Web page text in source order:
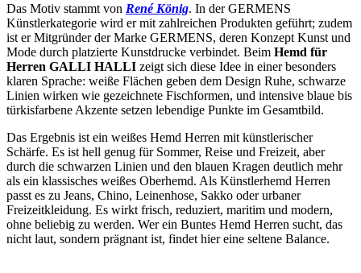
Das Motiv stammt von René König. In der GERMENS
Künstlerkategorie wird er mit zahlreichen Produkten geführt; zudem
ist er Mitgründer der Marke GERMENS, deren Konzept Kunst und
Mode durch platzierte Kunstdrucke verbindet. Beim Hemd für
Herren GALLI HALLI zeigt sich diese Idee in einer besonders
klaren Sprache: weiße Flächen geben dem Design Ruhe, schwarze
Linien wirken wie gezeichnete Fischformen, und intensive blaue bis
türkisfarbene Akzente setzen lebendige Punkte im Gesamtbild.
Das Ergebnis ist ein weißes Hemd Herren mit künstlerischer
Schärfe. Es ist hell genug für Sommer, Reise und Freizeit, aber
durch die schwarzen Linien und den blauen Kragen deutlich mehr
als ein klassisches weißes Oberhemd. Als Künstlerhemd Herren
passt es zu Jeans, Chino, Leinenhose, Sakko oder urbaner
Freizeitkleidung. Es wirkt frisch, reduziert, maritim und modern,
ohne beliebig zu werden. Wer ein Buntes Hemd Herren sucht, das
nicht laut, sondern prägnant ist, findet hier eine seltene Balance.